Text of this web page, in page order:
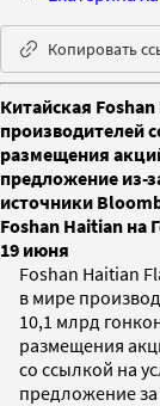
Копировать
Китайская
производителей
размещения
предложение из-
источники
Foshan Haitian на
19 июня
Foshan Haitian
в мире
10,1 млрд
размещения
со ссылкой на
предложение за